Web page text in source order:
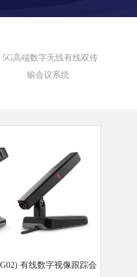
5G高端数字无线有线双传
输会议系统
有线数字视像跟踪会